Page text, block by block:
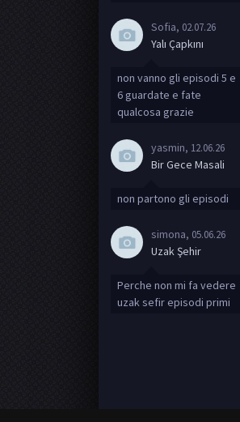
Sofia, 02.07.26
Yalı Çapkını
non vanno gli episodi 5 e
6 guardate e fate
qualcosa grazie
yasmin, 12.06.26
Bir Gece Masali
non partono gli episodi
simona, 05.06.26
Uzak Şehir
Perche non mi fa vedere
uzak sefir episodi primi